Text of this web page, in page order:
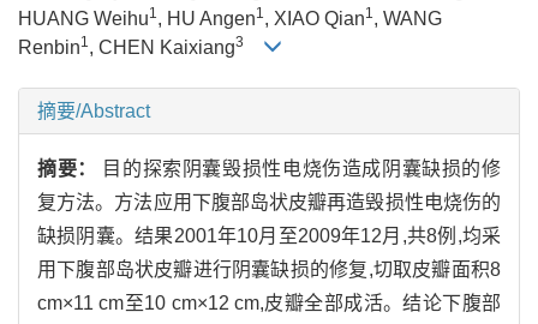
HUANG Weihu1, HU Angen1, XIAO Qian1, WANG
Renbin1, CHEN Kaixiang3
摘要/Abstract
摘要：
目的探索阴囊毁损性电烧伤造成阴囊缺损的修
复方法。方法应用下腹部岛状皮瓣再造毁损性电烧伤的
缺损阴囊。结果2001年10月至2009年12月,共8例,均采
用下腹部岛状皮瓣进行阴囊缺损的修复,切取皮瓣面积8
cm×11 cm至10 cm×12 cm,皮瓣全部成活。结论下腹部